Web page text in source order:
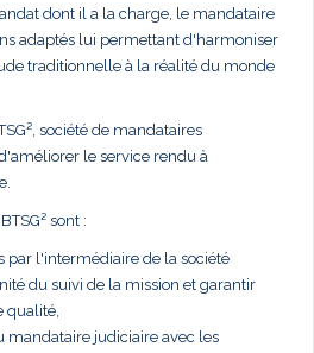
dont il a la charge, le mandataire
adaptés lui permettant d'harmoniser
traditionnelle à la réalité du monde
société de mandataires
le service rendu à
sont :
par l'intermédiaire de la société
du suivi de la mission et garantir
qualité,
mandataire judiciaire avec les